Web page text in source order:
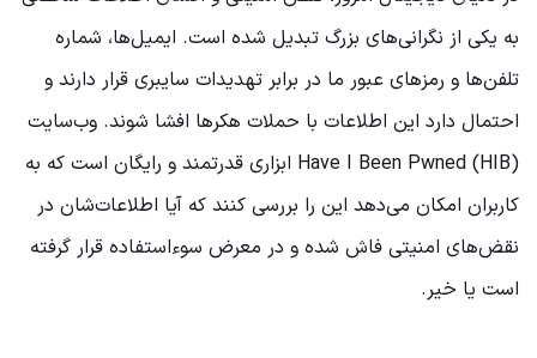
به یکی از نگرانی‌های بزرگ تبدیل شده است. ایمیل‌ها، شماره
تلفن‌ها و رمزهای عبور ما در برابر تهدیدات سایبری قرار دارند و
احتمال دارد این اطلاعات با حملات هکرها افشا شوند. وب‌سایت
(Have I Been Pwned (HIB ابزاری قدرتمند و رایگان است که به
کاربران امکان می‌دهد این را بررسی کنند که آیا اطلاعات‌شان در
نقض‌های امنیتی فاش شده و در معرض سوءاستفاده قرار گرفته
است یا خیر.